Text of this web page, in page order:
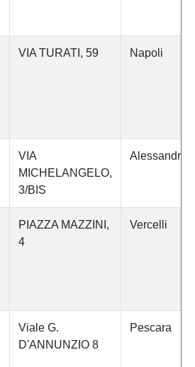
VIA TURATI, 59 Napoli
VIA
MICHELANGELO,
3/BIS
Alessandria
PIAZZA MAZZINI,
4
Vercelli
Viale G.
D'ANNUNZIO 8
Pescara